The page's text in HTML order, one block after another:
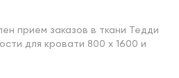
прием заказов в ткани Тедди
для кровати 800 х 1600 и